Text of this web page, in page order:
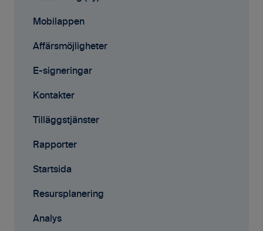
Rapporter
Samarbete
Mobilappen
Mobilappen
Affärsmöjligheter
E-signeringar
Kontakter
Tilläggstjänster
Rapporter
Startsida
Resursplanering
Analys